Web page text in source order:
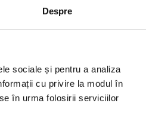
Despre
sociale și pentru a analiza
cu privire la modul în
în urma folosirii serviciilor